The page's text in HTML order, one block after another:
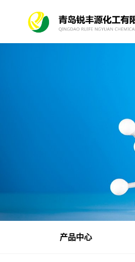
产品中心